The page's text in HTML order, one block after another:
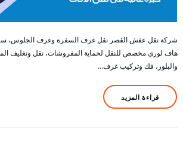
شركة نقل عفش القصر نقل غرف السفرة وغرف الجلوس،
هاف لوري مخصص للنقل لحماية المفروشات، نقل وتغليف
والبلور، فك وتركيب غرف…
قراءة المزيد